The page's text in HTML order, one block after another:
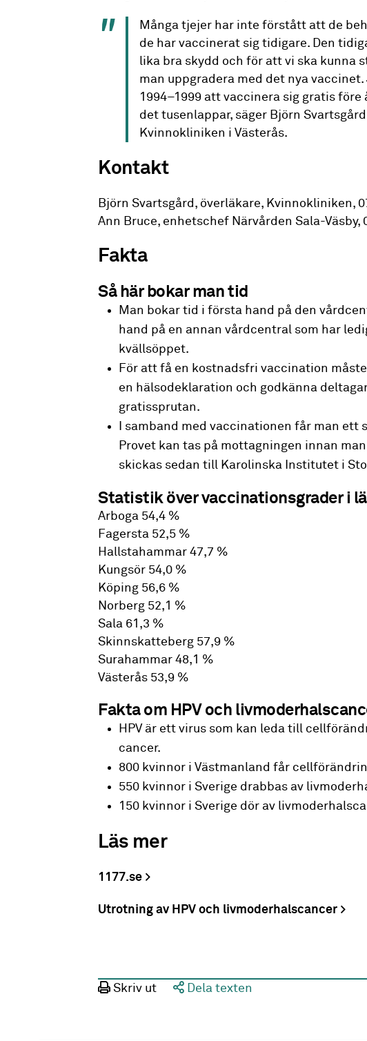
Många tjejer har inte förstått att de
de har vaccinerat sig tidigare. Den
lika bra skydd och för att vi ska kunna
man uppgradera med det nya
1994–1999 att vaccinera sig gratis
det tusenlappar, säger Björn
Kvinnokliniken i Västerås.
Kontakt
Björn Svartsgård, överläkare, Kvinnokliniken,
Ann Bruce, enhetschef Närvården Sala-Väsby,
Fakta
Så här bokar man tid
Man bokar tid i första hand på den
hand på en annan vårdcentral som har
kvällsöppet.
För att få en kostnadsfri vaccination
en hälsodeklaration och godkänna
gratissprutan.
I samband med vaccinationen får man ett
Provet kan tas på mottagningen innan
skickas sedan till Karolinska Institutet i
Statistik över vaccinationsgrader i
Arboga 54,4 %
Fagersta 52,5 %
Hallstahammar 47,7 %
Kungsör 54,0 %
Köping 56,6 %
Norberg 52,1 %
Sala 61,3 %
Skinnskatteberg 57,9 %
Surahammar 48,1 %
Västerås 53,9 %
Fakta om HPV och
HPV är ett virus som kan leda till
cancer.
800 kvinnor i Västmanland får
550 kvinnor i Sverige drabbas av
150 kvinnor i Sverige dör av
Läs mer
1177.se
Utrotning av HPV och livmoderhalscancer
Skriv ut Dela texten